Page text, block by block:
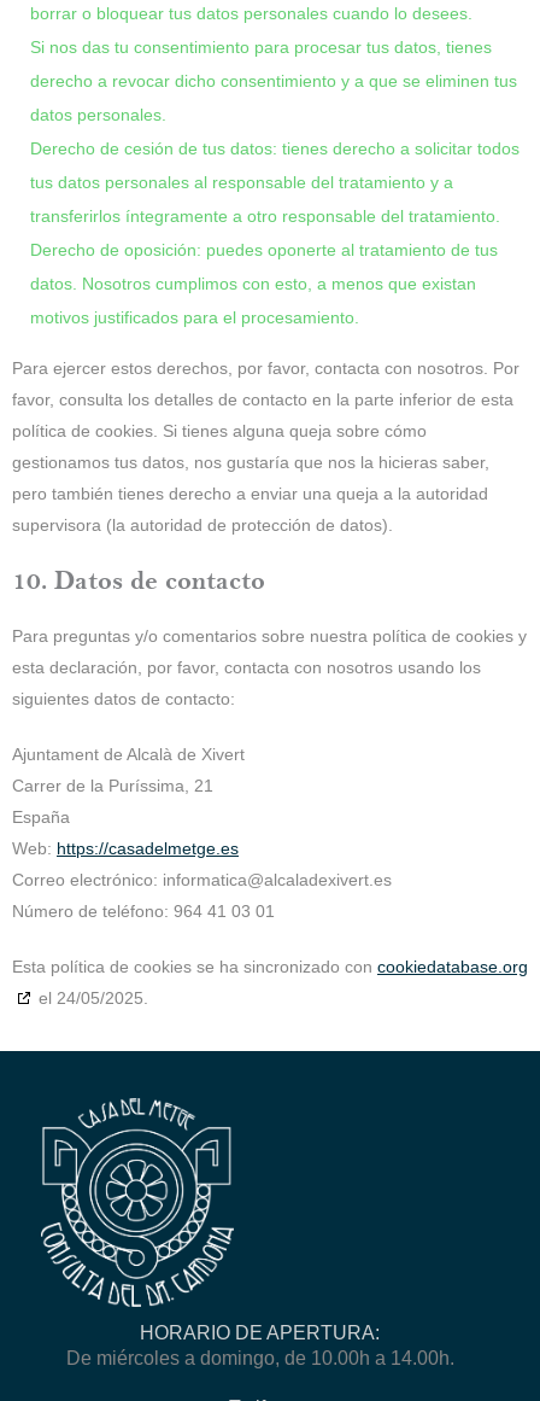
borrar o bloquear tus datos personales cuando lo desees.
Si nos das tu consentimiento para procesar tus datos, tienes
derecho a revocar dicho consentimiento y a que se eliminen tus
datos personales.
Derecho de cesión de tus datos: tienes derecho a solicitar todos
tus datos personales al responsable del tratamiento y a
transferirlos íntegramente a otro responsable del tratamiento.
Derecho de oposición: puedes oponerte al tratamiento de tus
datos. Nosotros cumplimos con esto, a menos que existan
motivos justificados para el procesamiento.
Para ejercer estos derechos, por favor, contacta con nosotros. Por
favor, consulta los detalles de contacto en la parte inferior de esta
política de cookies. Si tienes alguna queja sobre cómo
gestionamos tus datos, nos gustaría que nos la hicieras saber,
pero también tienes derecho a enviar una queja a la autoridad
supervisora (la autoridad de protección de datos).
10. Datos de contacto
Para preguntas y/o comentarios sobre nuestra política de cookies y
esta declaración, por favor, contacta con nosotros usando los
siguientes datos de contacto:
Ajuntament de Alcalà de Xivert
Carrer de la Puríssima, 21
España
Web: https://casadelmetge.es
Correo electrónico: informatica@alcaladexivert.es
Número de teléfono: 964 41 03 01
Esta política de cookies se ha sincronizado con cookiedatabase.org
el 24/05/2025.
HORARIO DE APERTURA:
De miércoles a domingo, de 10.00h a 14.00h.